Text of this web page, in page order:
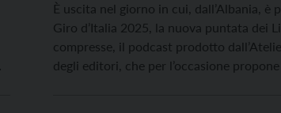
È uscita nel giorno in cui, dall’Albania, è
Giro d’Italia 2025, la nuova puntata dei
compresse, il podcast prodotto
degli editori, che per l’occasione propone